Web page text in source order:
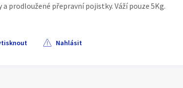
a prodloužené přepravní pojistky. Váží pouze 5Kg.
Nahlásit